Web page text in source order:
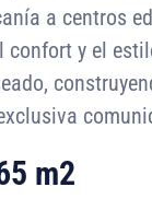
a centros
confort y el
m2